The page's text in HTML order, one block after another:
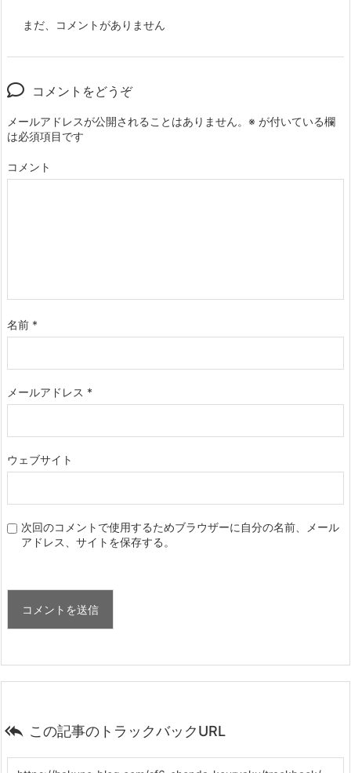
まだ、コメントがありません
コメントをどうぞ
メールアドレスが公開されることはありません。 ※ が付いている欄
は必須項目です
コメント
名前 *
メールアドレス *
ウェブサイト
次回のコメントで使用するためブラウザーに自分の名前、メール
アドレス、サイトを保存する。
 この記事のトラックバックURL